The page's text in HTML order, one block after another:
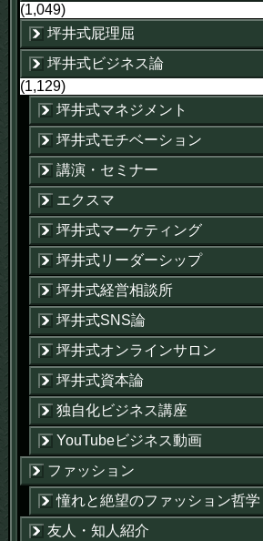
(1,049)
坪井式屁理屈
坪井式ビジネス論
(1,129)
坪井式マネジメント
坪井式モチベーション
講演・セミナー
エクスマ
坪井式マーケティング
坪井式リーダーシップ
坪井式経営相談所
坪井式SNS論
坪井式オンラインサロン
坪井式資本論
独自化ビジネス講座
YouTubeビジネス動画
ファッション
憧れと絶望のファッション哲学
友人・知人紹介